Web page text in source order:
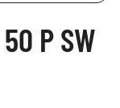
P SW